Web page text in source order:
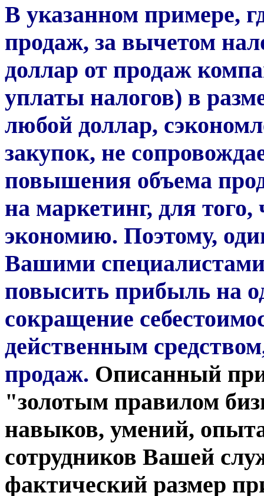
В указанном примере,
продаж, за вычетом
доллар от продаж
уплаты налогов) в
любой доллар,
закупок, не
повышения объема
на маркетинг, для того,
экономию. Поэтому,
Вашими
повысить прибыль на
сокращение
действенным
продаж. Описанный
"золотым правилом
навыков, умений,
сотрудников Вашей
фактический размер